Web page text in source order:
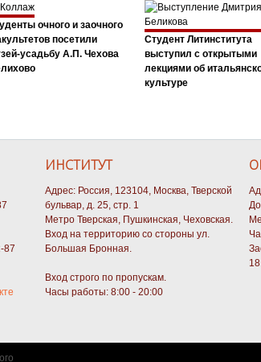
очного и заочного
посетили
усадьбу А.П. Чехова
Студент Литинститута
выступил с открытыми
лекциями об
культуре
87
ИНСТИТУТ
Адрес: Россия, 123104, Москва, Тверской
бульвар, д. 25, стр. 1
Метро Тверская, Пушкинская, Чеховская.
Вход на территорию со стороны ул.
Большая Бронная.
Вход строго по пропускам.
Часы работы: 8:00 - 20:00